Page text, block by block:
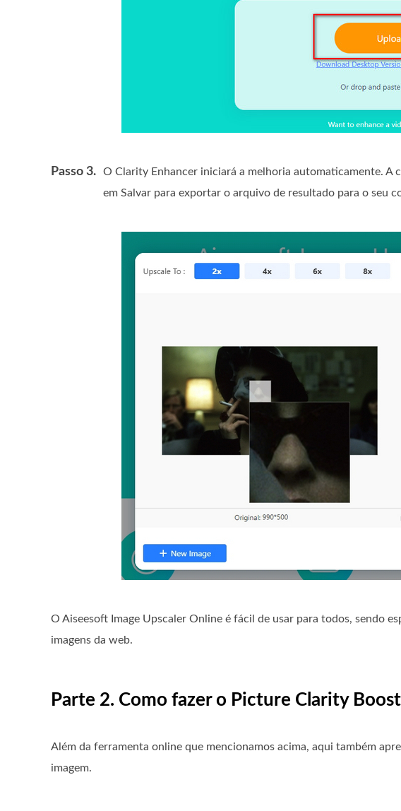
Passo 3.
O Clarity Enhancer iniciará a melhoria automaticamente. A
em Salvar para exportar o arquivo de resultado para o seu
O Aiseesoft Image Upscaler Online é fácil de usar para todos, sendo
imagens da web.
Parte 2. Como fazer o Picture Clarity
Além da ferramenta online que mencionamos acima, aqui também
imagem.